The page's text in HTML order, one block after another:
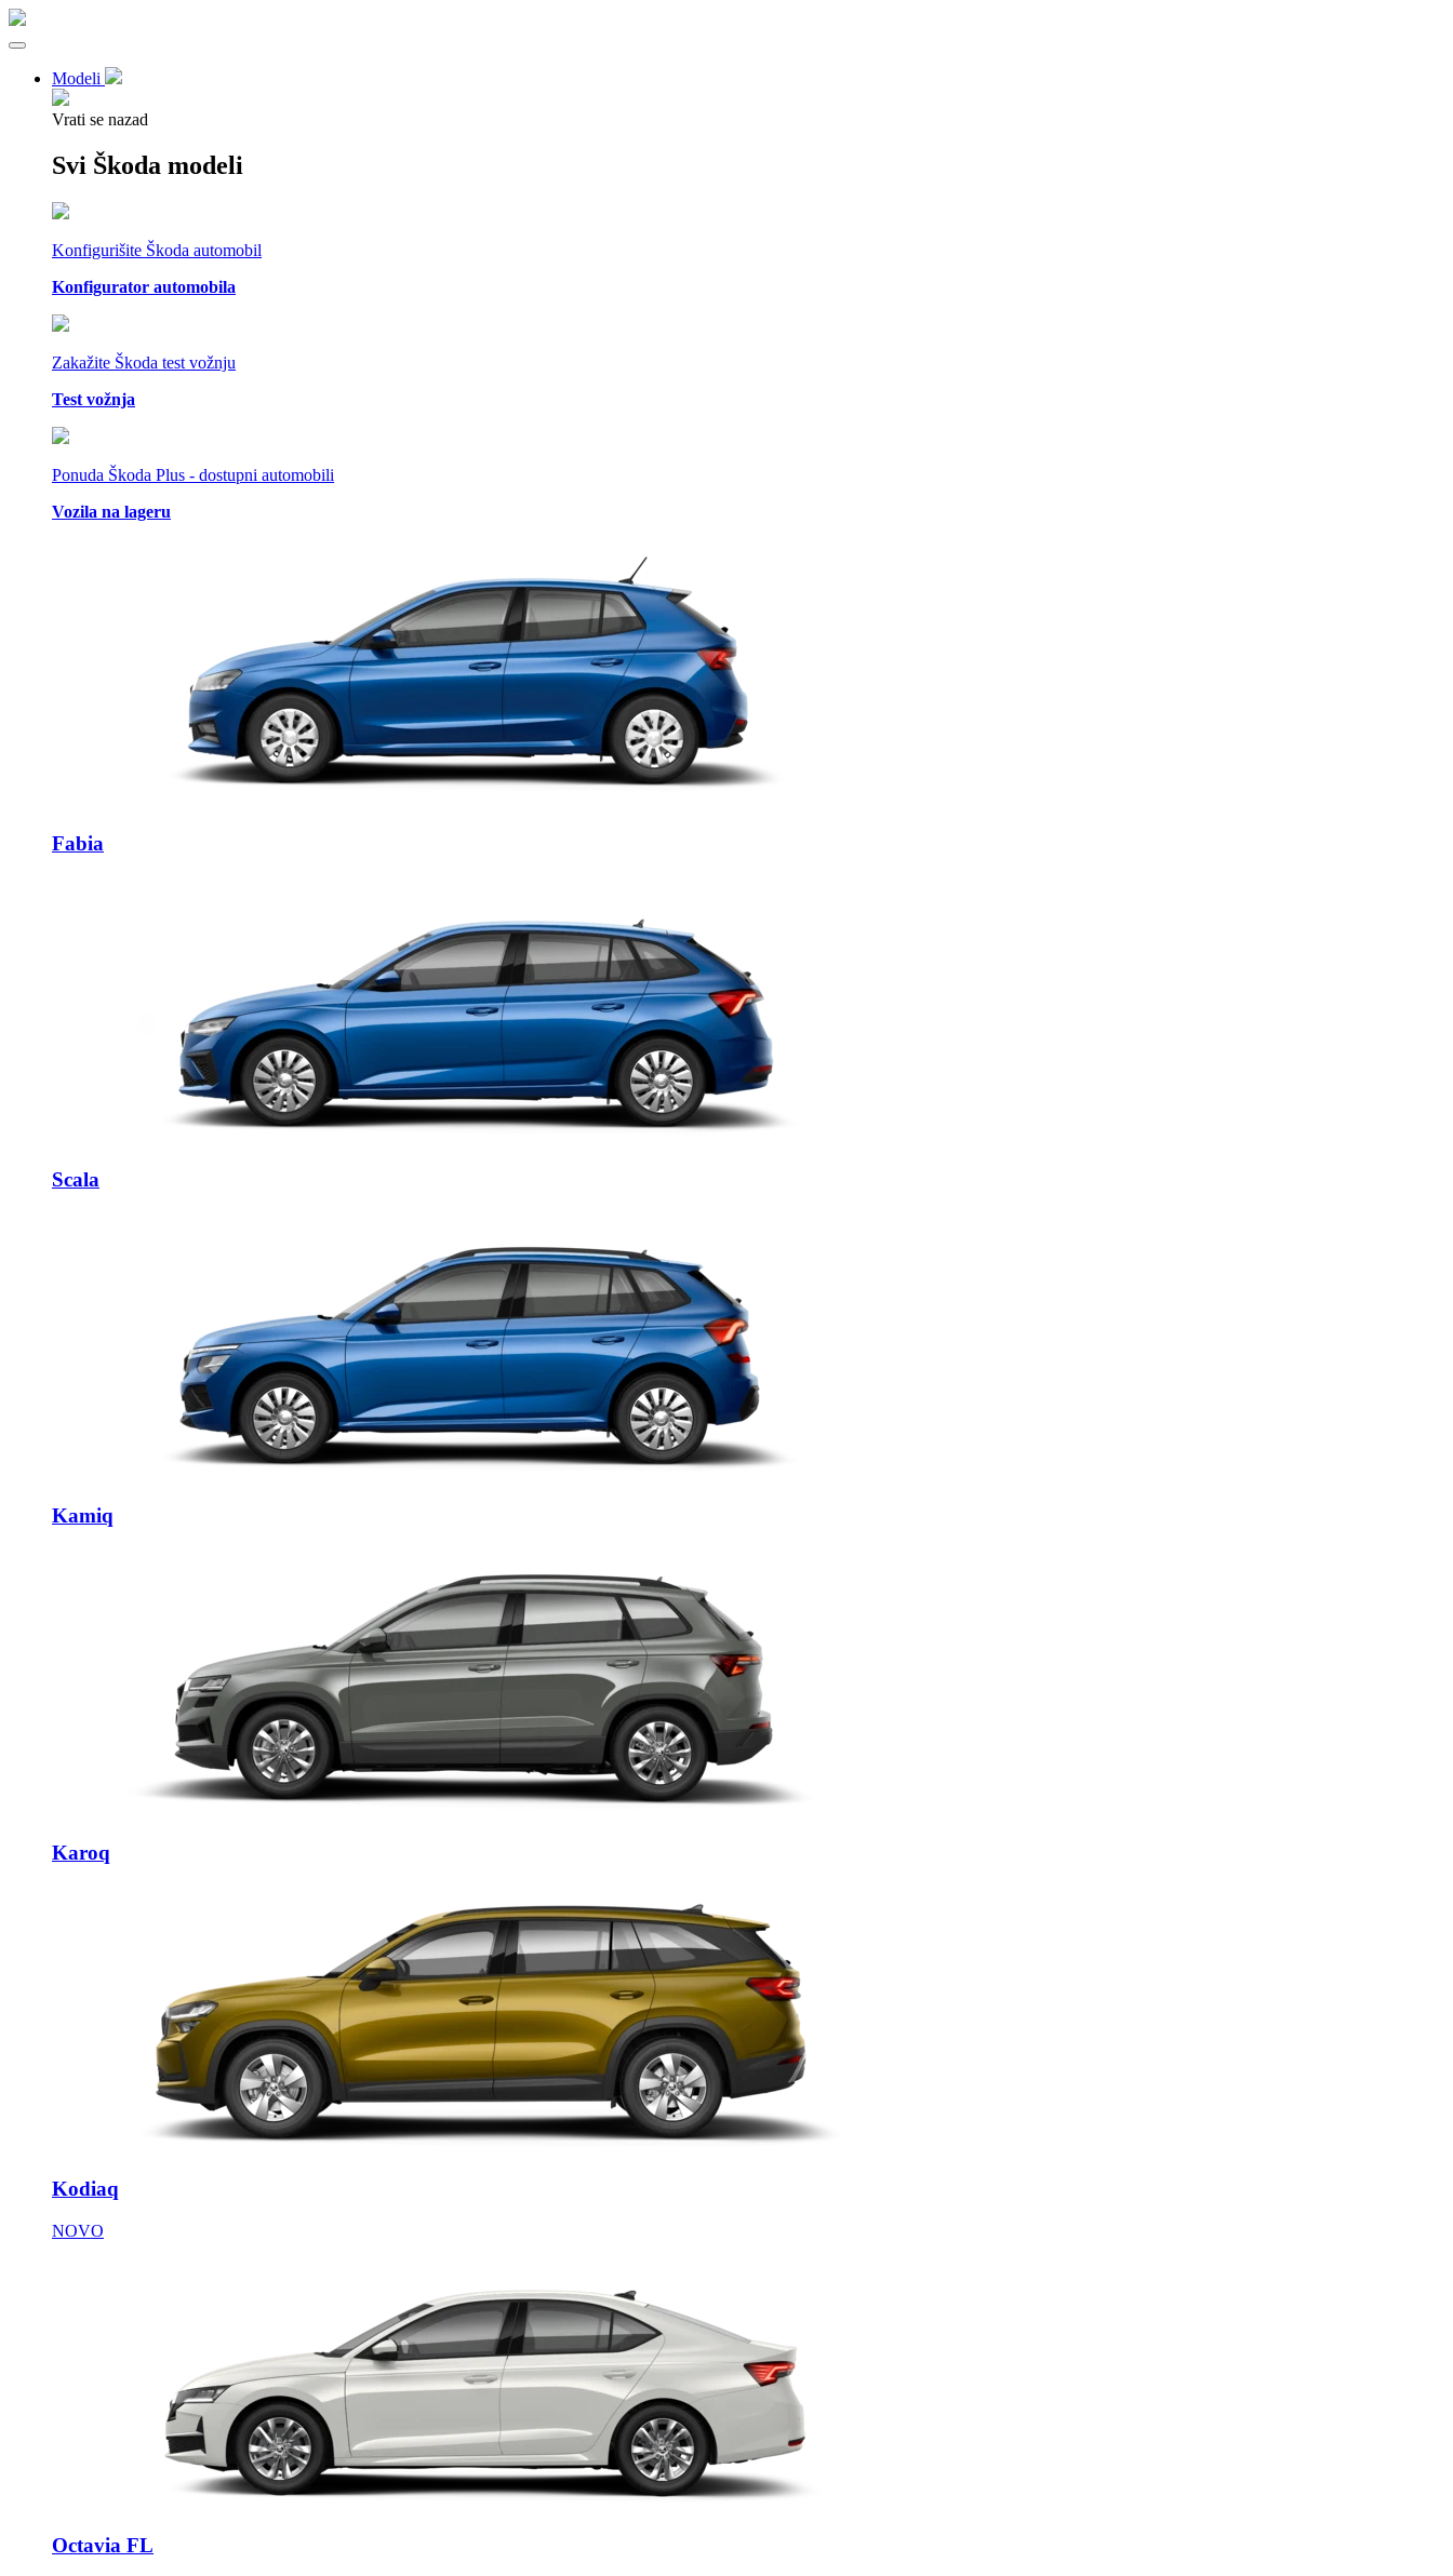
Modeli
Vrati se nazad
Svi Škoda modeli
Konfigurišite Škoda automobil
Konfigurator automobila
Zakažite Škoda test vožnju
Test vožnja
Ponuda Škoda Plus - dostupni automobili
Vozila na lageru
Fabia
Scala
Kamiq
Karoq
Kodiaq
NOVO
Octavia FL